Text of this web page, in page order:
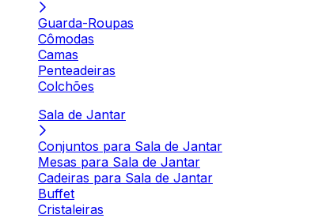
Guarda-Roupas
Cômodas
Camas
Penteadeiras
Colchões
Sala de Jantar
Conjuntos para Sala de Jantar
Mesas para Sala de Jantar
Cadeiras para Sala de Jantar
Buffet
Cristaleiras